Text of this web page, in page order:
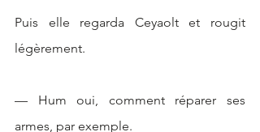
Puis elle regarda Ceyaolt et rougit
légèrement.
— Hum oui, comment réparer ses
armes, par exemple.